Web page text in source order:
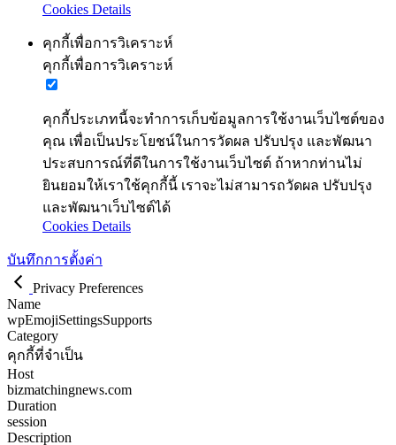
Cookies Details
คุกกี้เพื่อการวิเคราะห์
คุกกี้เพื่อการวิเคราะห์
คุกกี้ประเภทนี้จะทำการเก็บข้อมูลการใช้งานเว็บไซต์ของ
คุณ เพื่อเป็นประโยชน์ในการวัดผล ปรับปรุง และพัฒนา
ประสบการณ์ที่ดีในการใช้งานเว็บไซต์ ถ้าหากท่านไม่
ยินยอมให้เราใช้คุกกี้นี้ เราจะไม่สามารถวัดผล ปรับปรุง
และพัฒนาเว็บไซต์ได้
Cookies Details
บันทึกการตั้งค่า
Privacy Preferences
Name
wpEmojiSettingsSupports
Category
คุกกี้ที่จำเป็น
Host
bizmatchingnews.com
Duration
session
Description